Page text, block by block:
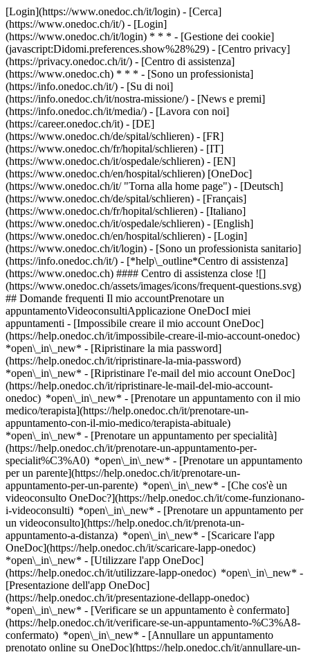
[Login](https://www.onedoc.ch/it/login) - [Cerca]
(https://www.onedoc.ch/it/) - [Login]
(https://www.onedoc.ch/it/login) * * * - [Gestione dei cookie]
(javascript:Didomi.preferences.show%28%29) - [Centro privacy]
(https://privacy.onedoc.ch/it/) - [Centro di assistenza]
(https://www.onedoc.ch) * * * - [Sono un professionista]
(https://info.onedoc.ch/it/) - [Su di noi]
(https://info.onedoc.ch/it/nostra-missione/) - [News e premi]
(https://info.onedoc.ch/it/media/) - [Lavora con noi]
(https://career.onedoc.ch/it) - [DE]
(https://www.onedoc.ch/de/spital/schlieren) - [FR]
(https://www.onedoc.ch/fr/hopital/schlieren) - [IT]
(https://www.onedoc.ch/it/ospedale/schlieren) - [EN]
(https://www.onedoc.ch/en/hospital/schlieren) [OneDoc]
(https://www.onedoc.ch/it/ "Torna alla home page") - [Deutsch]
(https://www.onedoc.ch/de/spital/schlieren) - [Français]
(https://www.onedoc.ch/fr/hopital/schlieren) - [Italiano]
(https://www.onedoc.ch/it/ospedale/schlieren) - [English]
(https://www.onedoc.ch/en/hospital/schlieren) - [Login]
(https://www.onedoc.ch/it/login) - [Sono un professionista sanitario]
(https://info.onedoc.ch/it/) - [*help\_outline*Centro di assistenza]
(https://www.onedoc.ch) #### Centro di assistenza close ![]
(https://www.onedoc.ch/assets/images/icons/frequent-questions.svg)
## Domande frequenti Il mio accountPrenotare un
appuntamentoVideoconsultiApplicazione OneDocI miei
appuntamenti - [Impossibile creare il mio account OneDoc]
(https://help.onedoc.ch/it/impossibile-creare-il-mio-account-onedoc)
*open\_in\_new* - [Ripristinare la mia password]
(https://help.onedoc.ch/it/ripristinare-la-mia-password)
*open\_in\_new* - [Ripristinare l'e-mail del mio account OneDoc]
(https://help.onedoc.ch/it/ripristinare-le-mail-del-mio-account-
onedoc) *open\_in\_new* - [Prenotare un appuntamento con il mio
medico/terapista](https://help.onedoc.ch/it/prenotare-un-
appuntamento-con-il-mio-medico/terapista-abituale)
*open\_in\_new* - [Prenotare un appuntamento per specialità]
(https://help.onedoc.ch/it/prenotare-un-appuntamento-per-
specialit%C3%A0) *open\_in\_new* - [Prenotare un appuntamento
per un parente](https://help.onedoc.ch/it/prenotare-un-
appuntamento-per-un-parente) *open\_in\_new* - [Che cos'è un
videoconsulto OneDoc?](https://help.onedoc.ch/it/come-funzionano-
i-videoconsulti) *open\_in\_new* - [Prenotare un appuntamento per
un videoconsulto](https://help.onedoc.ch/it/prenota-un-
appuntamento-a-distanza) *open\_in\_new* - [Scaricare l'app
OneDoc](https://help.onedoc.ch/it/scaricare-lapp-onedoc)
*open\_in\_new* - [Utilizzare l'app OneDoc]
(https://help.onedoc.ch/it/utilizzare-lapp-onedoc) *open\_in\_new* -
[Presentazione dell'app OneDoc]
(https://help.onedoc.ch/it/presentazione-dellapp-onedoc)
*open\_in\_new* - [Verificare se un appuntamento è confermato](https://help.onedoc.ch/it/verificare-se-un-appuntamento-%C3%A8-confermato) *open\_in\_new* - [Annullare un appuntamento prenotato online su OneDoc](https://help.onedoc.ch/it/annullare-un-appuntamento-prenotato-online-su-onedoc) *open\_in\_new* - [Non ho ricevuto la conferma dell'appuntamento](https://help.onedoc.ch/it/non-ho-ricevuto-la-conferma-dellappuntamento) *open\_in\_new* [Vedi tutti i nostri articoli *open\_in\_new*](https://help.onedoc.ch/it/) # Elenco: ospedali in Schlieren 1. [OneDoc](https://www.onedoc.ch/it/)/ 2. [Ospedale](https://www.onedoc.ch/it/ospedale)/ 3. [Cantone Zurigo](https://www.onedoc.ch/it/ospedale/cantone-zurigo)/ 4. Schlieren [Spital Limmattal - Allgemeine Chirurgie](https://www.onedoc.ch/it/ospedale/schlieren/e0t2/spital-limmattal-allgemeine-chirurgie) Urdorferstrasse 100, 8952 Schlieren [Spital Limmattal - Angiologie](https://www.onedoc.ch/it/ospedale/schlieren/e00t/spital-limmattal-angiologie) Urdorferstrasse 100, 8952 Schlieren [Spital Limmattal – Diagnostische & Interventionelle Radiologie](https://www.onedoc.ch/it/ospedale/schlieren/e0s2/spital-limmattal-diagnostische-interventionelle-radiologie) Urdorferstrasse 100, 8952 Schlieren [Spital Limmattal - Endo/Diabetologie](https://www.onedoc.ch/it/ospedale/schlieren/e0ul/spital-limmattal-endo-diabetologie) Urdorferstrasse 100, 8952 Schlieren [Spital Limmattal - Frauenklinik](https://www.onedoc.ch/it/ospedale/schlieren/eys4/spital-limmattal-frauenklinik) Urdorferstrasse 100, 8952 Schlieren [Spital Limmattal - Gastroenterologie & Hepatologie](https://www.onedoc.ch/it/ospedale/schlieren/e0y7/spital-limmattal-gastroenterologie-hepatologie) Urdorferstrasse 100, 8952 Schlieren [Spital Limmattal - Infektiologie](https://www.onedoc.ch/it/ospedale/schlieren/e025/spital-limmattal-infektiologie) Urdorferstrasse 100, 8952 Schlieren [Spital Limmattal - Innere Medizin](https://www.onedoc.ch/it/ospedale/schlieren/e0rv/spital-limmattal-innere-medizin) Urdorferstrasse 100, 8952 Schlieren [Spital Limmattal – Institut für Anästhesie und Intensivmedizin](https://www.onedoc.ch/it/ospedale/schlieren/eqys/spital-limmattal-institut-fur-anasthesie-und-intensivmedizin) Urdorferstrasse 100, 8952 Schlieren [Spital Limmattal - Kardiologie](https://www.onedoc.ch/it/ospedale/schlieren/e0vd/spital-limmattal-kardiologie) Urdorferstrasse 100, 8952 Schlieren [Spital Limmattal - Neurologie](https://www.onedoc.ch/it/ospedale/schlieren/e0vg/spital-limmattal-neurologie) Urdorferstrasse 100, 8952 Schlieren [Spital Limmattal – Notfallzentrum](https://www.onedoc.ch/it/ospedale/schlieren/e0tv/spital-limmattal-notfallzentrum) Urdorferstrasse 100, 8952 Schlieren [Spital Limmattal - Onkologie](https://www.onedoc.ch/it/ospedale/schlieren/e0sv/spital-limmattal-onkologie) Urdorferstrasse 100, 8952 Schlieren [Spital Limmattal – Orthopädische Klinik](https://www.onedoc.ch/it/ospedale/schlieren/e0z0/spital-limmattal-orthopadische-klinik) Urdorferstrasse 100, 8952 Schlieren [Spital Limmattal - Pneumologie](https://www.onedoc.ch/it/ospedale/schlieren/e0xc/spital-limmattal-pneumologie) Urdorferstrasse 100, 8952 Schlieren [Spital Limmattal – Rheumatologie](https://www.onedoc.ch/it/ospedale/schlieren/ex1x/spital-limmattal-rheumatologie) Urdorferstrasse 100, 8952 Schlieren [Spital Limmattal - Urologische Klinik](https://www.onedoc.ch/it/ospedale/schlieren/e0z5/spital-limmattal-urologische-klinik) Urdorferstrasse 100, 8952 Schlieren ### Scarica l'app OneDoc Prenota un appuntamento online con un medico, dentista o terapeuta vicino a te in Svizzera. L'app OneDoc ti consente di gestire tutti i tuoi appuntamenti medici dal tuo cellulare, ovunque e in qualsiasi momento. ![Codice QR che rimanda all’App Store o a Google Play per scaricare l’app OneDoc Pazienti](https://www.onedoc.ch/assets/images/download-app-qr.jpeg) Scansiona il codice QR per scaricare l'app [![Scarica la nostra applicazione su App Store!](https://www.onedoc.ch/assets/images/app-store-badge-it.svg)](https://apps.apple.com/ch/app/onedoc/id1592376413?l=fr)[![Scarica la nostra app su Google Play Store!](https://www.onedoc.ch/assets/images/google-play-badge-it.png)](https://play.google.com/store/apps/details?id=ch.onedoc.patient&hl=fr-CH) *keyboard\_arrow\_right* ## Trova un specialista [Medico generico](https://www.onedoc.ch/it/medico-generico)[Specialista in medicina interna generale](https://www.onedoc.ch/it/specialista-in-medicina-interna-generale)[Prestazioni sanitarie in farmacia](https://www.onedoc.ch/it/prestazioni-sanitarie-in-farmacia)[Centro vaccinale](https://www.onedoc.ch/it/centro-vaccinale)[Oculista](https://www.onedoc.ch/it/oculista)[Massaggiatore classico](https://www.onedoc.ch/it/massaggiatore-classico)[Chirurgo ortopedico](https://www.onedoc.ch/it/chirurgo-ortopedico)[Dentista](https://www.onedoc.ch/it/dentista)[Pediatra](https://www.onedoc.ch/it/pediatra)[Psicoterapeuta](https://www.onedoc.ch/it/psicoterapeuta)[Traumatologo](https://www.onedoc.ch/it/traumatologo)[Terapista in riflessologia](https://www.onedoc.ch/it/terapista-in-riflessologia)[Ottico](https://www.onedoc.ch/it/ottico)[Terapista in massaggio medico](https://www.onedoc.ch/it/terapista-in-massaggio-medico)[Igienista dentale](https://www.onedoc.ch/it/igienista-dentale)[Chirurgo](https://www.onedoc.ch/it/chirurgo)[Psicologo](https://www.onedoc.ch/it/psicologo)[Dietista](https://www.onedoc.ch/it/dietista)[Fisioterapista](https://www.onedoc.ch/it/fisioterapista)[Terapista della nutrizione (MCO)](https://www.onedoc.ch/it/terapista-della-nutrizione-mco)[Terapista in linfodrenaggio manuale](https://www.onedoc.ch/it/terapista-in-linfodrenaggio-manuale)[Tutte le specialità](https://www.onedoc.ch/it/specialita) *keyboard\_arrow\_right* ## Trova una competenza [Controllo annuale](https://www.onedoc.ch/it/controllo-annuale)[Vaccinazione antinfluenzale](https://www.onedoc.ch/it/vaccinazione-antinfluenzale)[Prevenzione cardiovascolare | CardioCheck | CardioTest](https://www.onedoc.ch/it/prevenzione-cardiovascolare-cardiocheck-cardiotest)[Vaccinazione contro l'encefalite da zecche (FSME/TBE)](https://www.onedoc.ch/it/vaccinazione-contro-l-encefalite-da-zecche-fsme-tbe)[Infezione delle vie urinarie | Cistite (IVU)](https://www.onedoc.ch/it/infezione-delle-vie-urinarie-cistite-ivu)[Allergia | AllergoTest | Controllo allergie](https://www.onedoc.ch/it/allergia-allergotest-controllo-allergie)[Febbre | Influenza | Sintomi influenzali | Raffreddore](https://www.onedoc.ch/it/febbre-influenza-sintomi-influenzali-raffreddore)[Test del diabete](https://www.onedoc.ch/it/test-del-diabete)[Esame di idoneità alla guida LIVELLO 1](https://www.onedoc.ch/it/esame-di-idoneita-alla-guida-livello-1)[Esame della vista](https://www.onedoc.ch/it/esame-della-vista)[Ablazione con filo | Graffette](https://www.onedoc.ch/it/ablazione-con-filo-graffette)[Vaccinazione contro il virus del papilloma umano (HPV)](https://www.onedoc.ch/it/vaccinazione-contro-il-virus-del-papilloma-umano-hpv)[Cura delle ferite](https://www.onedoc.ch/it/cura-delle-ferite)[Glaucoma](https://www.onedoc.ch/it/glaucoma)[Ecografia addominale](https://www.onedoc.ch/it/ecografia-addominale)[Specialista del ginocchio](https://www.onedoc.ch/it/specialista-del-ginocchio)[Vaccinazione contro l'epatite A/B](https://www.onedoc.ch/it/vaccinazione-contro-l-epatite-a-b)[Strappo del menisco | Menisco lacerato](https://www.onedoc.ch/it/strappo-del-menisco-menisco-lacerato)[Occhi secchi](https://www.onedoc.ch/it/occhi-secchi)[Degenerazione maculare legata all'età (AMD/DMLE)](https://www.onedoc.ch/it/degenerazione-maculare-legata-all-eta-amd-dmle)[Esame della vista per la patente di guida](https://www.onedoc.ch/it/esame-della-vista-per-la-patente-di-guida)[Tutte le competenze](https://www.onedoc.ch/it/competenze) *keyboard\_arrow\_right* ## Trova una sede [Studio medico](https://www.onedoc.ch/it/studio-medico)[Centro medico](https://www.onedoc.ch/it/centro-medico)[Studio medico associato](https://www.onedoc.ch/it/studio-medico-associato)[Studio dentistico](https://www.onedoc.ch/it/studio-dentistico)[Farmacia](https://www.onedoc.ch/it/farmacia)[Studio osteopatico](https://www.onedoc.ch/it/studio-osteopatico)[Studio fisioterapico](https://www.onedoc.ch/it/studio-fisioterapico)[Gruppo medico](https://www.onedoc.ch/it/gruppo-medico)[Clinica dentistica](https://www.onedoc.ch/it/clinica-dentistica)[Centro benessere](https://www.onedoc.ch/it/centro-benessere)[Negozio di ottica](https://www.onedoc.ch/it/negozio-di-ottica)[Centro acustico](https://www.onedoc.ch/it/centro-acustico)[Clinica](https://www.onedoc.ch/it/clinica)[Ospedale](https://www.onedoc.ch/it/ospedale)[Centro medico e dentistico](https://www.onedoc.ch/it/centro-medico-e-dentistico)[Casa di cura](https://www.onedoc.ch/it/casa-di-cura)[Laboratorio medico](https://www.onedoc.ch/it/laboratorio-medico)[Studio medicina alternativa](https://www.onedoc.ch/it/studio-medicina-alternativa)[Centro diagnostica per immagini](https://www.onedoc.ch/it/centro-diagnostica-per-immagini) *keyboard\_arrow\_right* ## Specialità frequenti [Oculista a Coira](https://www.onedoc.ch/it/oculista/coira)[Medico generico a Malans](https://www.onedoc.ch/it/medico-generico/malans)[Specialista in medicina interna generale a San Maurizio](https://www.onedoc.ch/it/specialista-in-medicina-interna-generale/san-maurizio)[Psicoterapeuta a Lugano](https://www.onedoc.ch/it/psicoterapeuta/lugano)[Massaggiatore classico a Coira](https://www.onedoc.ch/it/massaggiatore-classico/coira)[Dentista a Malans](https://www.onedoc.ch/it/dentista/malans)[Dentista a Coira](https://www.onedoc.ch/it/dentista/coira)[Specialista in medicina interna generale a Lugano](https://www.onedoc.ch/it/specialista-in-medicina-interna-generale/lugano)[Specialista in medicina interna generale a Cazis](https://www.onedoc.ch/it/specialista-in-medicina-interna-generale/cazis)[Prestazioni sanitarie in farmacia a Coira](https://www.onedoc.ch/it/pre